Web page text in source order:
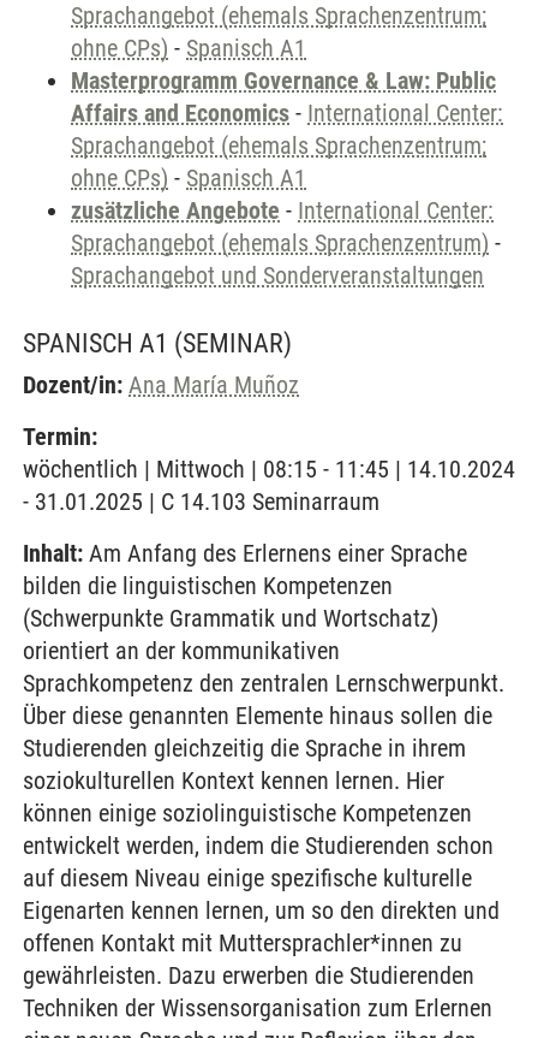
Sprachangebot (ehemals Sprachenzentrum;
ohne CPs) - Spanisch A1
Masterprogramm Governance & Law: Public
Affairs and Economics - International Center:
Sprachangebot (ehemals Sprachenzentrum;
ohne CPs) - Spanisch A1
zusätzliche Angebote - International Center:
Sprachangebot (ehemals Sprachenzentrum) -
Sprachangebot und Sonderveranstaltungen
SPANISCH A1 (SEMINAR)
Dozent/in: Ana María Muñoz
Termin:
wöchentlich | Mittwoch | 08:15 - 11:45 | 14.10.2024
- 31.01.2025 | C 14.103 Seminarraum
Inhalt: Am Anfang des Erlernens einer Sprache
bilden die linguistischen Kompetenzen
(Schwerpunkte Grammatik und Wortschatz)
orientiert an der kommunikativen
Sprachkompetenz den zentralen Lernschwerpunkt.
Über diese genannten Elemente hinaus sollen die
Studierenden gleichzeitig die Sprache in ihrem
soziokulturellen Kontext kennen lernen. Hier
können einige soziolinguistische Kompetenzen
entwickelt werden, indem die Studierenden schon
auf diesem Niveau einige spezifische kulturelle
Eigenarten kennen lernen, um so den direkten und
offenen Kontakt mit Muttersprachler*innen zu
gewährleisten. Dazu erwerben die Studierenden
Techniken der Wissensorganisation zum Erlernen